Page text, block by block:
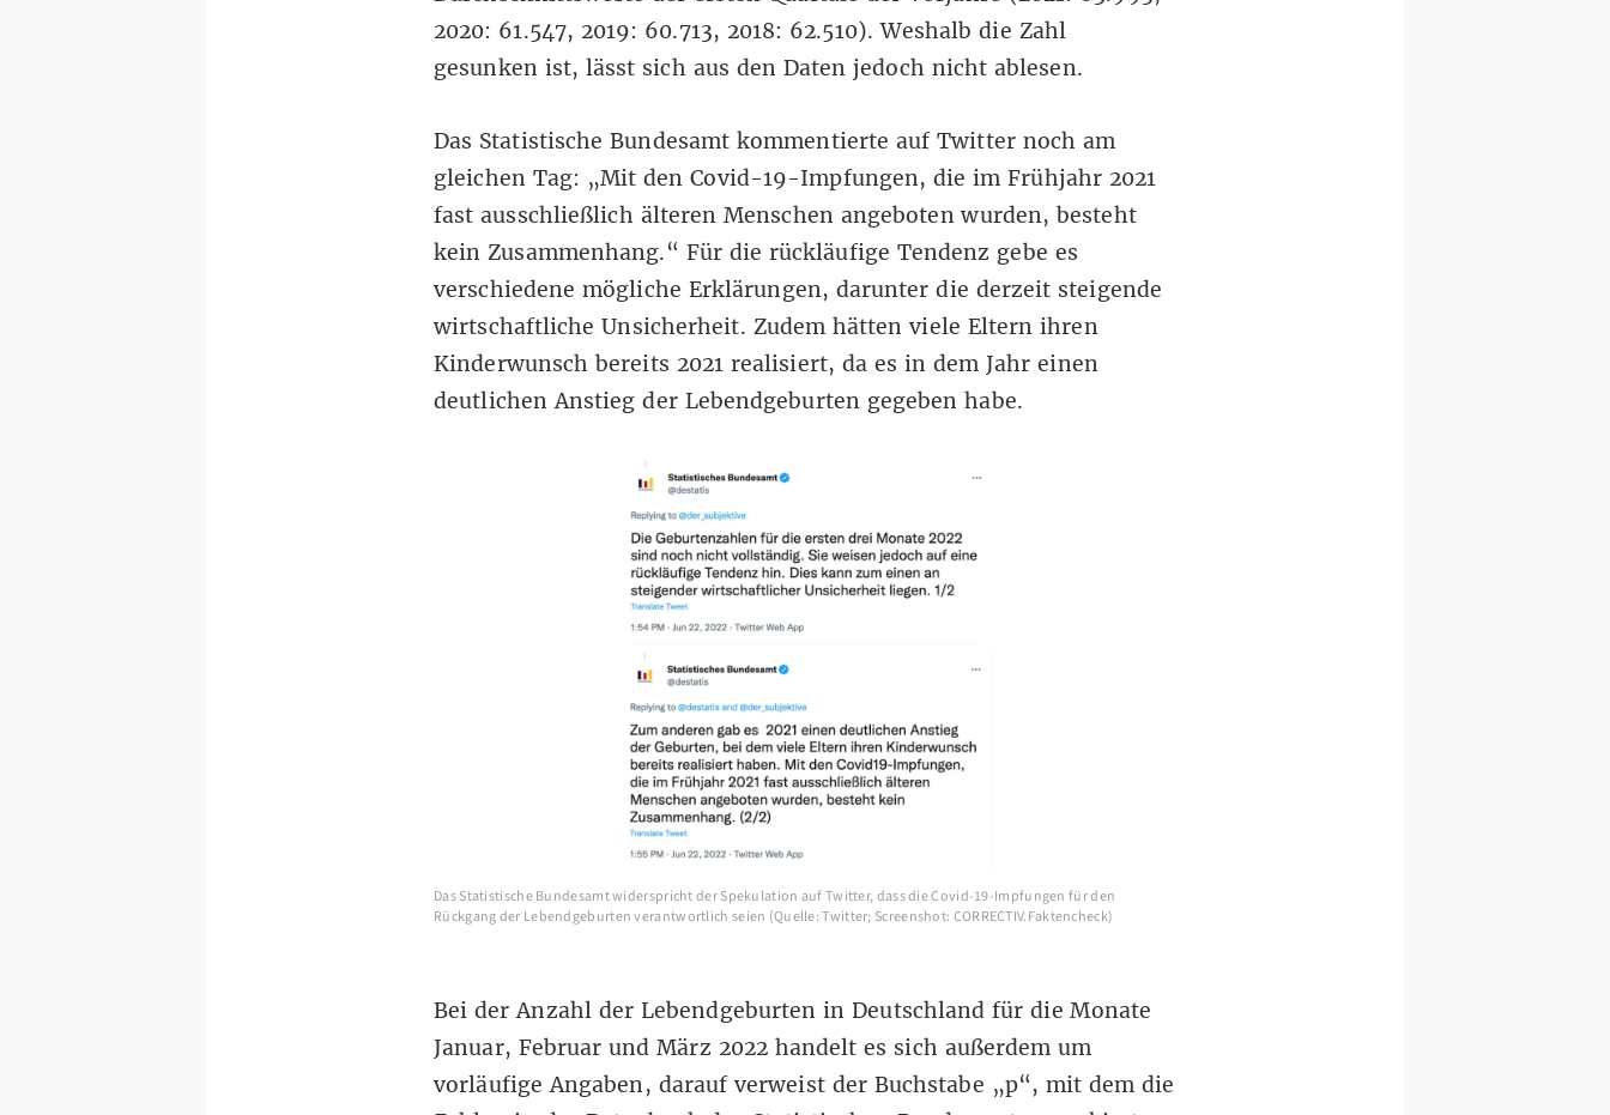
2020: 61.547, 2019: 60.713, 2018: 62.510). Weshalb die Zahl
gesunken ist, lässt sich aus den Daten jedoch nicht ablesen.
Das Statistische Bundesamt kommentierte aufTwitternoch am
gleichen Tag: „Mit den Covid-19-Impfungen, die im Frühjahr 2021
fast ausschließlich älteren Menschen angeboten wurden, besteht
kein Zusammenhang.“ Für die rückläufige Tendenz gebe es
verschiedene mögliche Erklärungen, darunter die derzeit steigende
wirtschaftliche Unsicherheit. Zudem hätten viele Eltern ihren
Kinderwunsch bereits 2021 realisiert, da es in dem Jahr einen
deutlichen Anstieg der Lebendgeburten gegeben habe.
Das Statistische Bundesamt widerspricht der Spekulation auf Twitter, dass die Covid-19-Impfungen für den
Rückgang der Lebendgeburten verantwortlich seien (Quelle: Twitter; Screenshot: CORRECTIV.Faktencheck)
Bei der Anzahl der Lebendgeburten in Deutschland für die Monate
Januar, Februar und März 2022 handelt es sich außerdem um
vorläufige Angaben, darauf verweist der Buchstabe „p“, mit dem die